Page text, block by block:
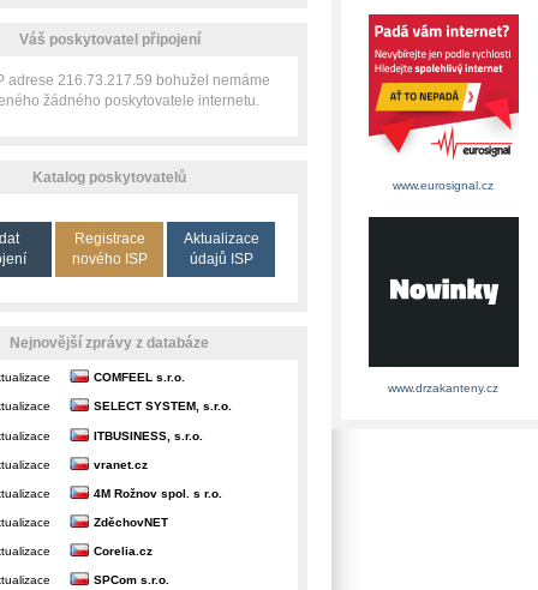
Váš poskytovatel připojení
adrese 216.73.217.59 bohužel nemáme
žádného poskytovatele internetu.
Katalog poskytovatelů
Registrace
nového ISP
Aktualizace
údajů ISP
Nejnovější zprávy z databáze
COMFEEL s.r.o.
SELECT SYSTEM, s.r.o.
ITBUSINESS, s.r.o.
vranet.cz
4M Rožnov spol. s r.o.
ZděchovNET
Corelia.cz
SPCom s.r.o.
www.eurosignal.cz
www.drzakanteny.cz